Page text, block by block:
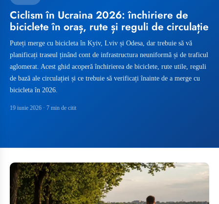
Ciclism în Ucraina 2026: închiriere de
biciclete în oraș, rute și reguli de circulație
Puteți merge cu bicicleta în Kyiv, Lviv și Odesa, dar trebuie să vă
planificați traseul ținând cont de infrastructura neuniformă și de traficul
aglomerat. Acest ghid acoperă închirierea de biciclete, rute utile, reguli
de bază ale circulației și ce trebuie să verificați înainte de a merge cu
bicicleta în 2026.
19 iunie 2026 · 7 min de citit